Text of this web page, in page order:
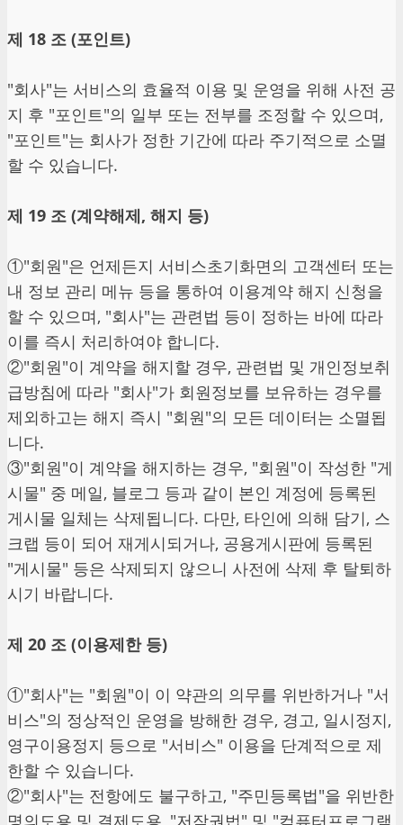
제 18 조 (포인트)
"회사"는 서비스의 효율적 이용 및 운영을 위해 사전 공
지 후 "포인트"의 일부 또는 전부를 조정할 수 있으며,
"포인트"는 회사가 정한 기간에 따라 주기적으로 소멸
할 수 있습니다.
제 19 조 (계약해제, 해지 등)
①"회원"은 언제든지 서비스초기화면의 고객센터 또는
내 정보 관리 메뉴 등을 통하여 이용계약 해지 신청을
할 수 있으며, "회사"는 관련법 등이 정하는 바에 따라
이를 즉시 처리하여야 합니다.
②"회원"이 계약을 해지할 경우, 관련법 및 개인정보취
급방침에 따라 "회사"가 회원정보를 보유하는 경우를
제외하고는 해지 즉시 "회원"의 모든 데이터는 소멸됩
니다.
③"회원"이 계약을 해지하는 경우, "회원"이 작성한 "게
시물" 중 메일, 블로그 등과 같이 본인 계정에 등록된
게시물 일체는 삭제됩니다. 다만, 타인에 의해 담기, 스
크랩 등이 되어 재게시되거나, 공용게시판에 등록된
"게시물" 등은 삭제되지 않으니 사전에 삭제 후 탈퇴하
시기 바랍니다.
제 20 조 (이용제한 등)
①"회사"는 "회원"이 이 약관의 의무를 위반하거나 "서
비스"의 정상적인 운영을 방해한 경우, 경고, 일시정지,
영구이용정지 등으로 "서비스" 이용을 단계적으로 제
한할 수 있습니다.
②"회사"는 전항에도 불구하고, "주민등록법"을 위반한
명의도용 및 결제도용, "저작권법" 및 "컴퓨터프로그램